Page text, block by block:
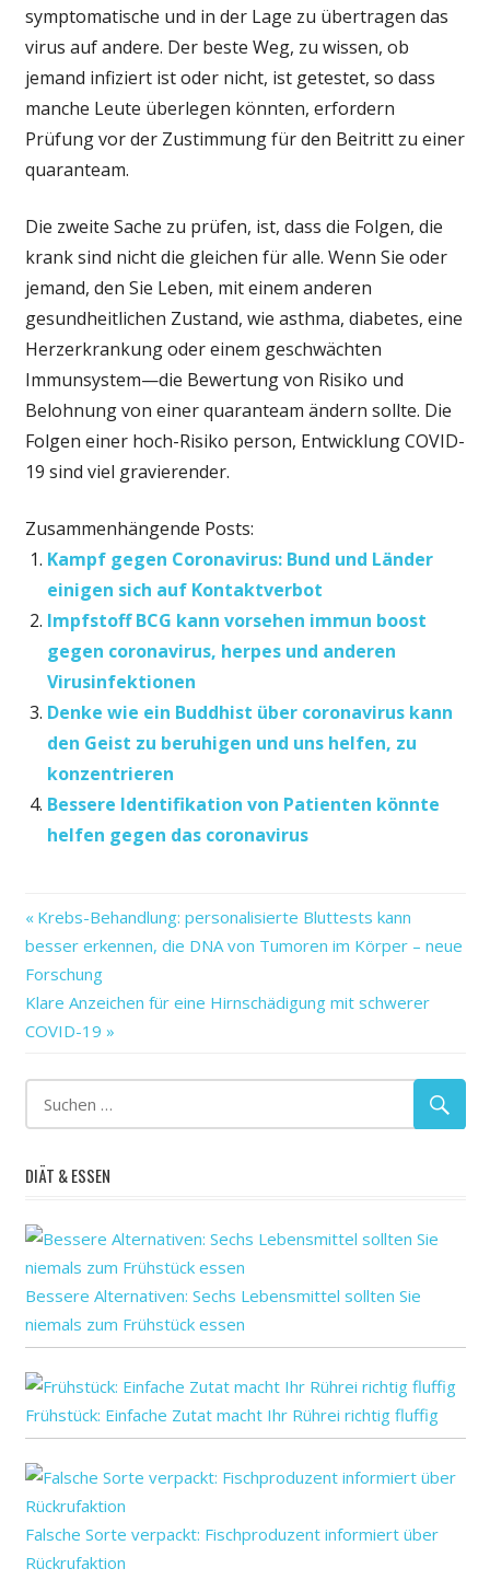
symptomatische und in der Lage zu übertragen das
virus auf andere. Der beste Weg, zu wissen, ob
jemand infiziert ist oder nicht, ist getestet, so dass
manche Leute überlegen könnten, erfordern
Prüfung vor der Zustimmung für den Beitritt zu einer
quaranteam.
Die zweite Sache zu prüfen, ist, dass die Folgen, die
krank sind nicht die gleichen für alle. Wenn Sie oder
jemand, den Sie Leben, mit einem anderen
gesundheitlichen Zustand, wie asthma, diabetes, eine
Herzerkrankung oder einem geschwächten
Immunsystem—die Bewertung von Risiko und
Belohnung von einer quaranteam ändern sollte. Die
Folgen einer hoch-Risiko person, Entwicklung COVID-
19 sind viel gravierender.
Zusammenhängende Posts:
Kampf gegen Coronavirus: Bund und Länder
einigen sich auf Kontaktverbot
Impfstoff BCG kann vorsehen immun boost
gegen coronavirus, herpes und anderen
Virusinfektionen
Denke wie ein Buddhist über coronavirus kann
den Geist zu beruhigen und uns helfen, zu
konzentrieren
Bessere Identifikation von Patienten könnte
helfen gegen das coronavirus
—
wenn
Coronavirus
Einsamkeit
Gegen
—limit
helfen
richtig?
und
Beitragsnavigation
Vorheriger
Beitrag:
Krebs-Behandlung: personalisierte Bluttests kann
besser erkennen, die DNA von Tumoren im Körper – neue
Forschung
Nächster
Beitrag:
Klare Anzeichen für eine Hirnschädigung mit schwerer
COVID-19
DIÄT & ESSEN
Bessere Alternativen: Sechs Lebensmittel sollten Sie
niemals zum Frühstück essen
Frühstück: Einfache Zutat macht Ihr Rührei richtig fluffig
Falsche Sorte verpackt: Fischproduzent informiert über
Rückrufaktion